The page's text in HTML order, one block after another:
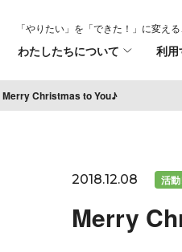
「やりたい」を「できた！」に変える
わたしたちについて 利用
ホスピス
Merry Christmas to You♪
2018.12.08 活
Merry